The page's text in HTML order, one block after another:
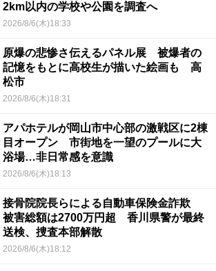
2km以内の学校や公園を調査へ
2026/8/6(木)18:33
原爆の悲惨さ伝えるパネル展 被爆者の
記憶をもとに高校生が描いた絵画も 高
松市
2026/8/6(木)18:31
アパホテルが岡山市中心部の激戦区に2棟
目オープン 市街地を一望のプールに大
浴場…非日常感を意識
2026/8/6(木)18:13
接骨院院長らによる自動車保険金詐欺
被害総額は2700万円超 香川県警が最終
送検、捜査本部解散
2026/8/6(木)18:12